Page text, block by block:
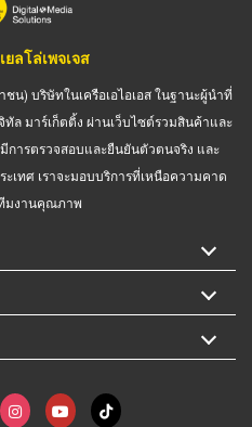
ลโล่เพจเจส
น) บริษัทในเครือเอไอเอส ในฐานะผู้นำที่
มาร์เก็ตติ้ง ผ่านเว็บไซต์รวมสินค้าและ
การตรวจสอบและยืนยันตัวตนจริง และ
ทศ เราจะมอบบริการที่เหนือความคาด
มงานคุณภาพ